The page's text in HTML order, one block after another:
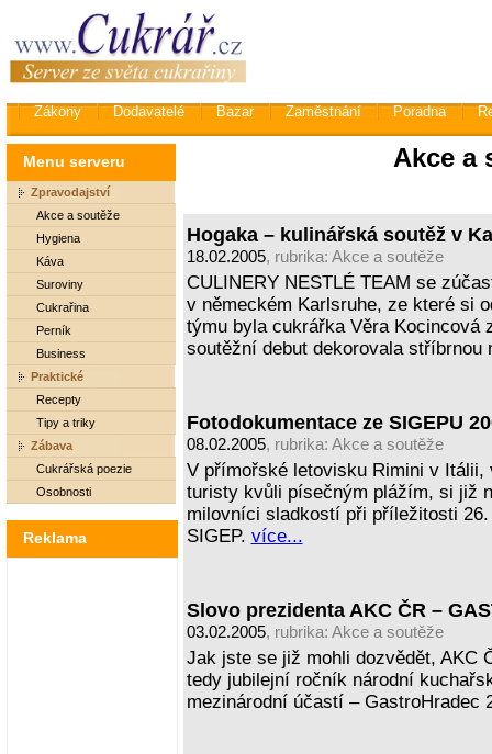
Zákony Dodavatelé Bazar Zaměstnání Poradna
Menu serveru
Zpravodajství
Akce a soutěže
Hygiena
Káva
Suroviny
Cukrařina
Perník
Business
Praktické
Recepty
Tipy a triky
Zábava
Cukrářská poezie
Osobnosti
Reklama
Akce a
Hogaka – kulinářská soutěž v
18.02.2005, rubrika: Akce a soutěže
CULINERY NESTLÉ TEAM se
v německém Karlsruhe, ze které si
týmu byla cukrářka Věra Kocincová
soutěžní debut dekorovala stříbrnou
Fotodokumentace ze SIGEPU
08.02.2005, rubrika: Akce a soutěže
V přímořské letovisku Rimini v Itálii,
turisty kvůli písečným plážím, si již
milovníci sladkostí při příležitosti
SIGEP. více...
Slovo prezidenta AKC ČR –
03.02.2005, rubrika: Akce a soutěže
Jak jste se již mohli dozvědět, AKC
tedy jubilejní ročník národní
mezinárodní účastí – GastroHradec